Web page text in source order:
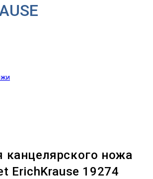
канцелярского ножа
ErichKrause 19274